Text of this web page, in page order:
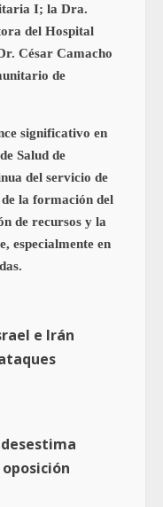
I; la Dra.
del Hospital
César Camacho
de
significativo en
Salud de
del servicio de
la formación del
de recursos y la
especialmente en
e Irán